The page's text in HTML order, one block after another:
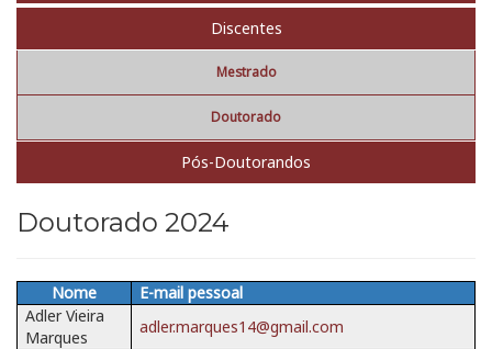
Discentes
Mestrado
Doutorado
Pós-Doutorandos
Doutorado 2024
Nome
E-mail pessoal
Adler Vieira
Marques
adler.marques14@gmail.com